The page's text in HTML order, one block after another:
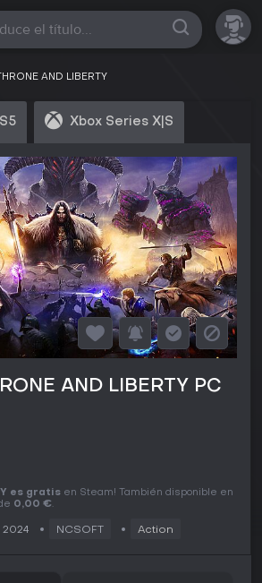
THRONE AND LIBERTY
Xbox Series X|S
AND LIBERTY PC
es gratis en Steam! También disponible en
0,00 €.
NCSOFT Action